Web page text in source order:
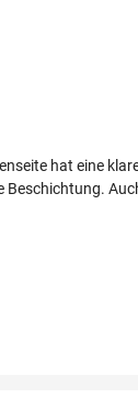
hat eine